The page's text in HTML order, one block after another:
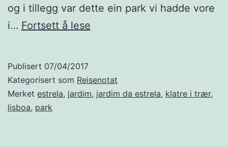
og i tillegg var dette ein park vi hadde vore
i… Fortsett å lese
fint
da?
Publisert 07/04/2017
Kategorisert som Reisenotat
Merket estrela, jardim, jardim da estrela, klatre i trær,
lisboa, park